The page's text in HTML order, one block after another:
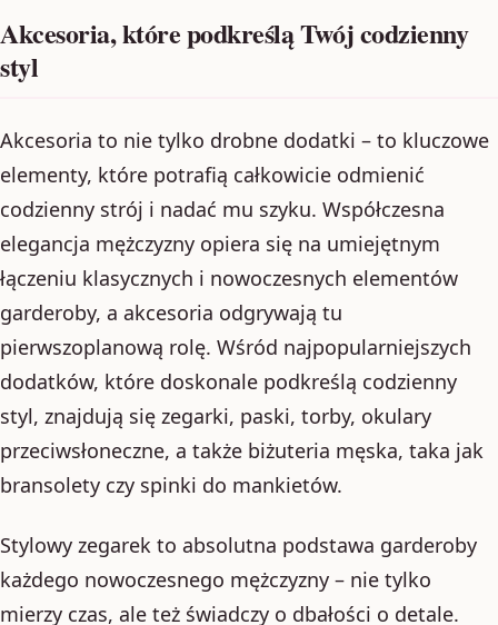
Akcesoria, które podkreślą Twój codzienny
styl
Akcesoria to nie tylko drobne dodatki – to kluczowe
elementy, które potrafią całkowicie odmienić
codzienny strój i nadać mu szyku. Współczesna
elegancja mężczyzny opiera się na umiejętnym
łączeniu klasycznych i nowoczesnych elementów
garderoby, a akcesoria odgrywają tu
pierwszoplanową rolę. Wśród najpopularniejszych
dodatków, które doskonale podkreślą codzienny
styl, znajdują się zegarki, paski, torby, okulary
przeciwsłoneczne, a także biżuteria męska, taka jak
bransolety czy spinki do mankietów.
Stylowy zegarek to absolutna podstawa garderoby
każdego nowoczesnego mężczyzny – nie tylko
mierzy czas, ale też świadczy o dbałości o detale.